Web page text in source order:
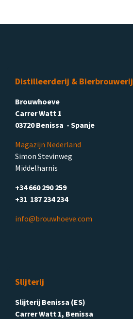
Distilleerderij & Bierbrouwerij
Brouwhoeve
Carrer Watt 1
03720 Benissa - Spanje
Magazijn Nederland
Simon Stevinweg
Middelharnis
+34 660 290 259
+31 187 234 234
info@brouwhoeve.com
Slijterij
Slijterij Benissa (ES)
Carrer Watt 1, Benissa